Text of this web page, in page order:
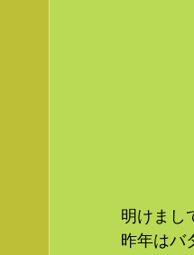
明けまし
昨年はバ